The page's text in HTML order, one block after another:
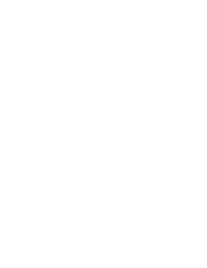
Eleonora
al localității.
Venituri
Eleonora
suprafața
capitolul